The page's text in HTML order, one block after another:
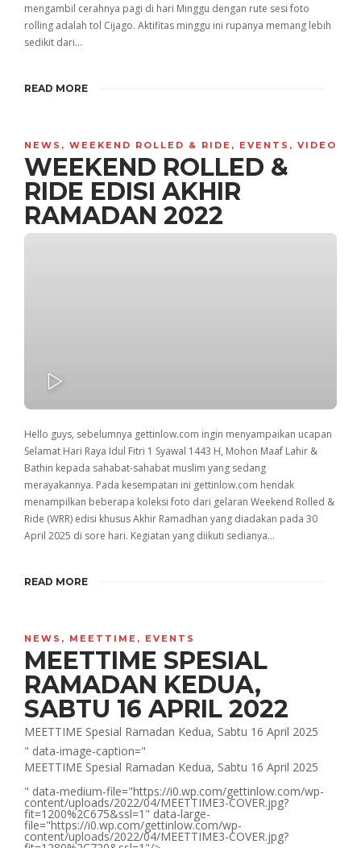
mengambil cerahnya pagi di hari Minggu dengan rute sesi foto
rolling adalah tol Cijago. Aktifitas minggu ini rupanya memang lebih
sedikit dari…
READ MORE
NEWS , WEEKEND ROLLED & RIDE , EVENTS , VIDEO
WEEKEND ROLLED &
RIDE EDISI AKHIR
RAMADAN 2022
Hello guys, sebelumnya gettinlow.com ingin menyampaikan ucapan
Selamat Hari Raya Idul Fitri 1 Syawal 1443 H, Mohon Maaf Lahir &
Bathin kepada sahabat-sahabat muslim yang sedang
merayakannya. Pada kesempatan ini gettinlow.com hendak
menampilkan beberapa koleksi foto dari gelaran Weekend Rolled &
Ride (WRR) edisi khusus Akhir Ramadhan yang diadakan pada 30
April 2025 di sore hari. Kegiatan yang diikuti sedianya…
READ MORE
NEWS , MEETTIME , EVENTS
MEETTIME SPESIAL
RAMADAN KEDUA,
SABTU 16 APRIL 2022
MEETTIME Spesial Ramadan Kedua, Sabtu 16 April 2025
" data-image-caption="
MEETTIME Spesial Ramadan Kedua, Sabtu 16 April 2025
" data-medium-file="https://i0.wp.com/gettinlow.com/wp-
content/uploads/2022/04/MEETTIME3-COVER.jpg?
fit=1200%2C675&ssl=1" data-large-
file="https://i0.wp.com/gettinlow.com/wp-
content/uploads/2022/04/MEETTIME3-COVER.jpg?